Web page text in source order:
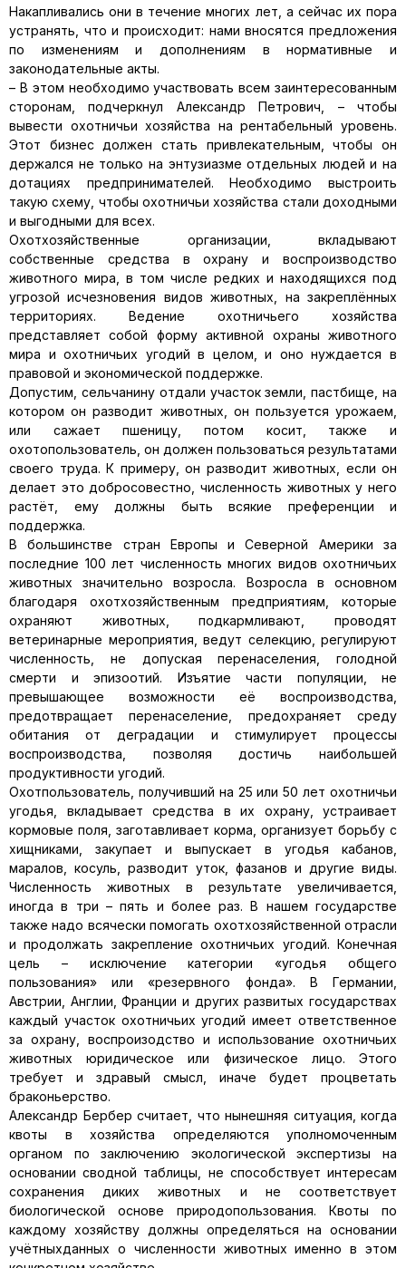
Накапливались они в течение многих лет, а сейчас их пора
устранять, что и происходит: нами вносятся предложения
по изменениям и дополнениям в нормативные и
законодательные акты.
– В этом необходимо участвовать всем заинтересованным
сторонам, подчеркнул Александр Петрович, – чтобы
вывести охотничьи хозяйства на рентабельный уровень.
Этот бизнес должен стать привлекательным, чтобы он
держался не только на энтузиазме отдельных людей и на
дотациях предпринимателей. Необходимо выстроить
такую схему, чтобы охотничьи хозяйства стали доходными
и выгодными для всех.
Охотхозяйственные организации, вкладывают
собственные средства в охрану и воспроизводство
животного мира, в том числе редких и находящихся под
угрозой исчезновения видов животных, на закреплённых
территориях. Ведение охотничьего хозяйства
представляет собой форму активной охраны животного
мира и охотничьих угодий в целом, и оно нуждается в
правовой и экономической поддержке.
Допустим, сельчанину отдали участок земли, пастбище, на
котором он разводит животных, он пользуется урожаем,
или сажает пшеницу, потом косит, также и
охотопользователь, он должен пользоваться результатами
своего труда. К примеру, он разводит животных, если он
делает это добросовестно, численность животных у него
растёт, ему должны быть всякие преференции и
поддержка.
В большинстве стран Европы и Северной Америки за
последние 100 лет численность многих видов охотничьих
животных значительно возросла. Возросла в основном
благодаря охотхозяйственным предприятиям, которые
охраняют животных, подкармливают, проводят
ветеринарные мероприятия, ведут селекцию, регулируют
численность, не допуская перенаселения, голодной
смерти и эпизоотий. Изъятие части популяции, не
превышающее возможности её воспроизводства,
предотвращает перенаселение, предохраняет среду
обитания от деградации и стимулирует процессы
воспроизводства, позволяя достичь наибольшей
продуктивности угодий.
Охотпользователь, получивший на 25 или 50 лет охотничьи
угодья, вкладывает средства в их охрану, устраивает
кормовые поля, заготавливает корма, организует борьбу с
хищниками, закупает и выпускает в угодья кабанов,
маралов, косуль, разводит уток, фазанов и другие виды.
Численность животных в результате увеличивается,
иногда в три – пять и более раз. В нашем государстве
также надо всячески помогать охотхозяйственной отрасли
и продолжать закрепление охотничьих угодий. Конечная
цель – исключение категории «угодья общего
пользования» или «резервного фонда». В Германии,
Австрии, Англии, Франции и других развитых государствах
каждый участок охотничьих угодий имеет ответственное
за охрану, воспроизодство и использование охотничьих
животных юридическое или физическое лицо. Этого
требует и здравый смысл, иначе будет процветать
браконьерство.
Александр Бербер считает, что нынешняя ситуация, когда
квоты в хозяйства определяются уполномоченным
органом по заключению экологической экспертизы на
основании сводной таблицы, не способствует интересам
сохранения диких животных и не соответствует
биологической основе природопользования. Квоты по
каждому хозяйству должны определяться на основании
учётныхданных о численности животных именно в этом